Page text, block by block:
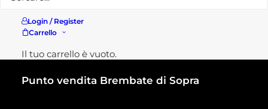
Login / Register
Carrello
Il tuo carrello è vuoto.
Punto vendita Brembate di Sopra